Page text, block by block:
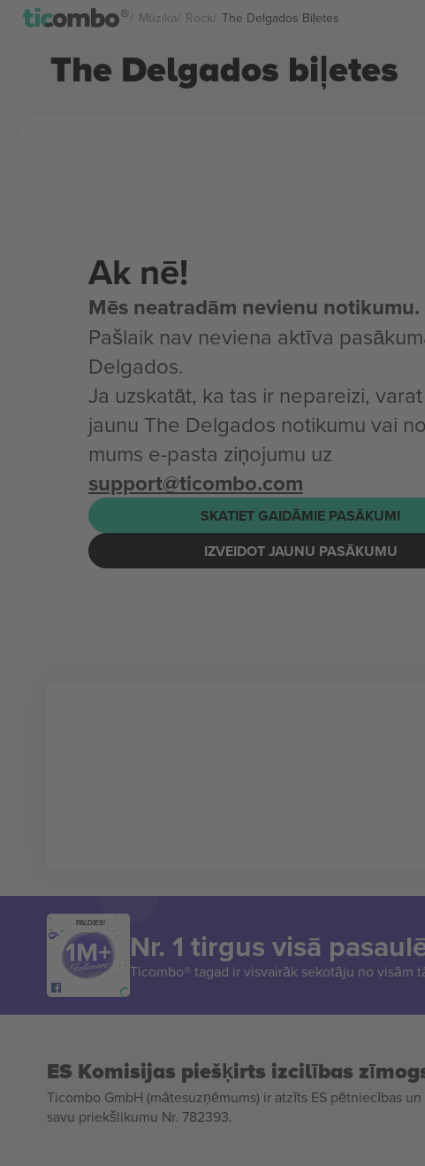
Mūzika Rock The Delgados Biļetes
The Delgados biļetes
Ak nē!
Mēs neatradām nevienu notikumu.
Pašlaik nav neviena aktīva
Delgados.
Ja uzskatāt, ka tas ir nepareizi,
jaunu The Delgados notikumu vai
mums e-pasta ziņojumu uz
support@ticombo.com
SKATIET GAIDĀMIE PASĀKUMI
IZVEIDOT JAUNU PASĀKUMU
PALDIES!
Nr. 1 tirgus visā
Ticombo® tagad ir visvairāk sekotāju no visām
ES Komisijas piešķirts izcilības
Ticombo GmbH (mātesuzņēmums) ir atzīts ES pētniecības
savu priekšlikumu Nr. 782393.